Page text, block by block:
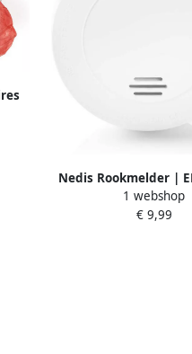
Nedis Rookmelder |
Met testknop | 85
stuks
1 webshop
€ 9,99